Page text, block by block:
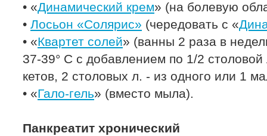
• «Динамический крем» (на болевую
• Лосьон «Солярис» (чередовать с «
• «Квартет солей» (ванны 2 раза в
37-39° С с добавлением по 1/2
кетов, 2 столовых л. - из одного или 1
• «Гало-гель» (вместо мыла).
Панкреатит хронический